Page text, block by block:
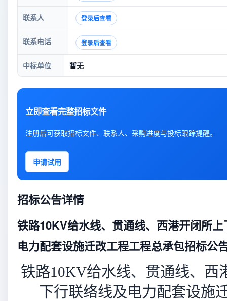
联系人 登录后查看
联系电话 登录后查看
中标单位 暂无
立即查看完整招标文件
注册后可获取招标文件、联系人、采购进度与投标跟踪提醒。
申请试用
招标公告详情
铁路10KV给水线、贯通线、西港开闭所
电力配套设施迁改工程工程总承包招标公
铁路10KV给水线、贯通线、西
下行联络线及电力配套设施